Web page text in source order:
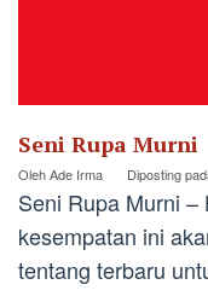
Seni Rupa Murni
OlehAde Irma Diposting
Seni Rupa Murni
kesempatan ini
tentang terbaru